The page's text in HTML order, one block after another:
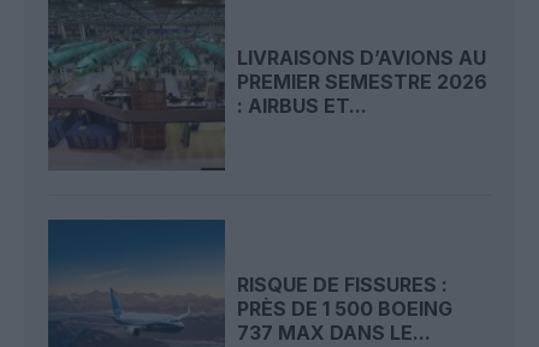
LIVRAISONS D’AVIONS AU
PREMIER SEMESTRE 2026
: AIRBUS ET...
RISQUE DE FISSURES :
PRÈS DE 1 500 BOEING
737 MAX DANS LE...